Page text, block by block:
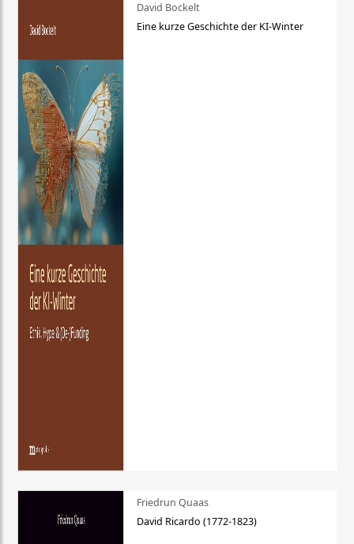
David Bockelt
Eine kurze Geschichte der KI-Winter
Friedrun Quaas
David Ricardo (1772-1823)